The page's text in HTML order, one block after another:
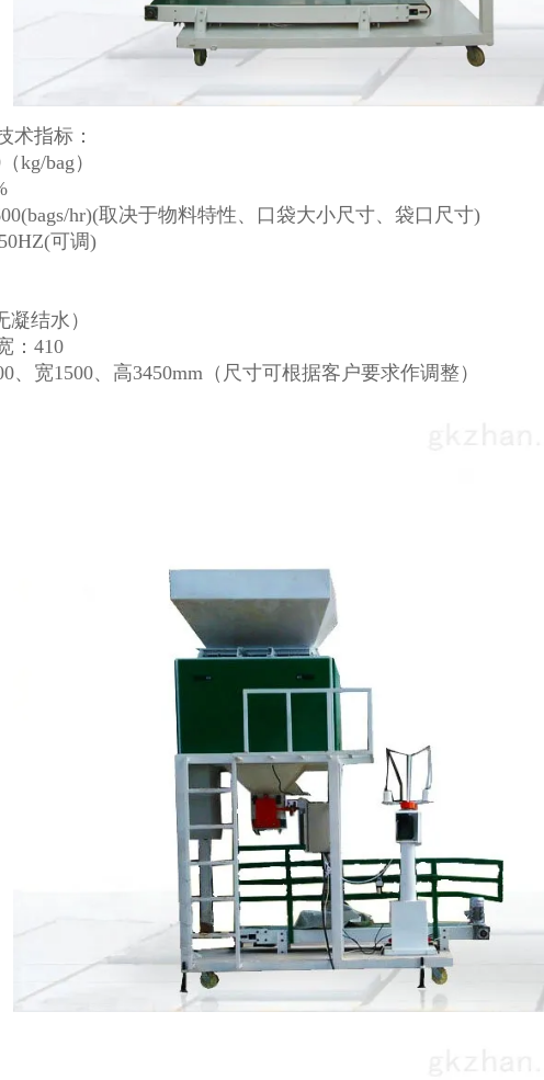
术指标：
kg/bag）
hr)(取决于物料特性、口袋大小尺寸、袋口尺寸)
可调)
结水）
：410
、宽1500、高3450mm（尺寸可根据客户要求作调整）